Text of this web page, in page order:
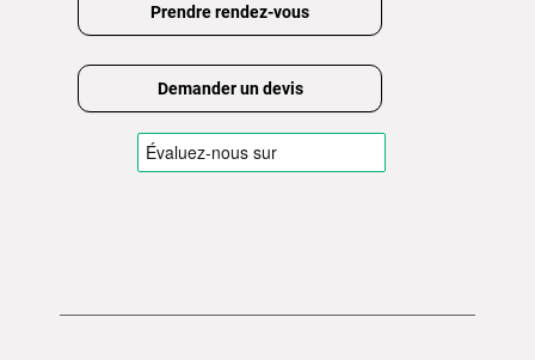
Prendre rendez-vous
Demander un devis